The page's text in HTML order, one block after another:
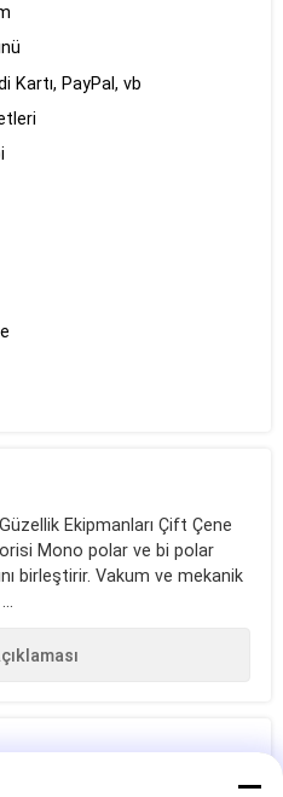
Kartı, PayPal, vb
Ekipmanları Çift Çene
Mono polar ve bi polar
birleştirir. Vakum ve mekanik